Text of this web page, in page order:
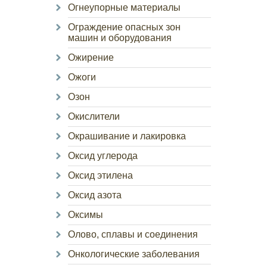
Огнеупорные материалы
Ограждение опасных зон
машин и оборудования
Ожирение
Ожоги
Озон
Окислители
Окрашивание и лакировка
Оксид углерода
Оксид этилена
Оксид азота
Оксимы
Олово, сплавы и соединения
Онкологические заболевания